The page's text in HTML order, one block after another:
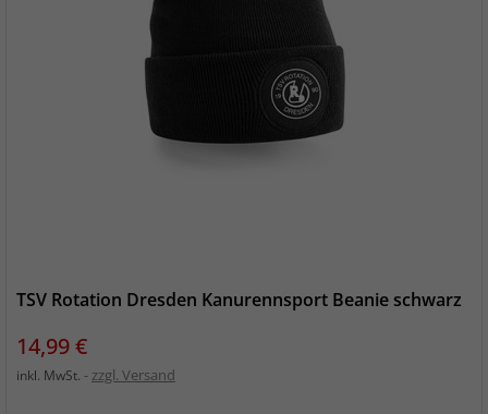
TSV Rotation Dresden Kanurennsport Beanie schwarz
Preis
14,99 €
inkl. MwSt. zzgl. Versand